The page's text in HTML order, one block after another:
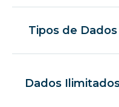
Tipos de Dados
Dados